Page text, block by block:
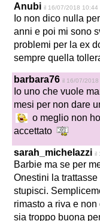
Anubi il 16/07/2018 10:44
Io non dico nulla
anni e poi mi sono
problemi per la ex
sempre quella
barbara76 il 16/07/2018
Io uno che vuole
mesi per non dare
o meglio non
accettato
sarah_michelazzi il
Barbie ma se per
Onestini la trattasse
stupisci.
rimasto a riva e
sia troppo buona